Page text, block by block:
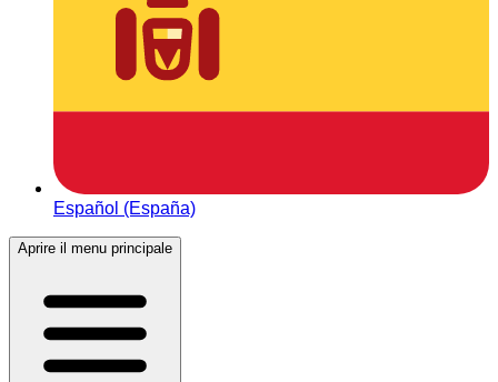
Español (España)
Aprire il menu principale